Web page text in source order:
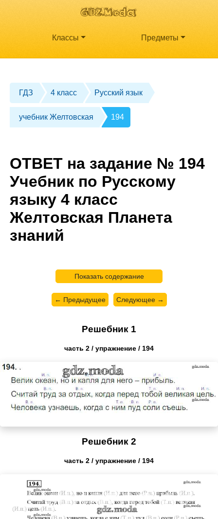
Классы Предметы
ГДЗ 4 класс Русский язык
учебник Желтовская 194
ОТВЕТ на задание № 194
Учебник по Русскому
языку 4 класс
Желтовская Планета
знаний
Показать содержание
← Предыдущее Следующее →
Решебник 1
часть 2 / упражнение / 194
Решебник 2
часть 2 / упражнение / 194